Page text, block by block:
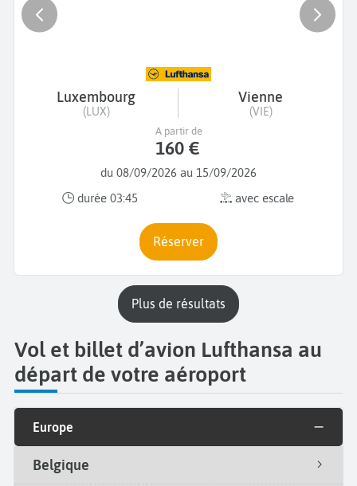
Luxembourg
(LUX)
Vienne
(VIE)
du 08/09/2026 au 15/09/2026
durée 03:45
avec escale
A partir de
160 €
Réserver
plus de résultats
Vol et billet d’avion Lufthansa au
départ de votre aéroport
Europe
Belgique